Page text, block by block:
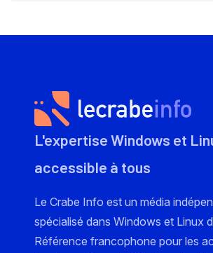
L'expertise Windows et
accessible à tous
Le Crabe Info est un média
spécialisé dans Windows et Linux
Référence francophone pour les